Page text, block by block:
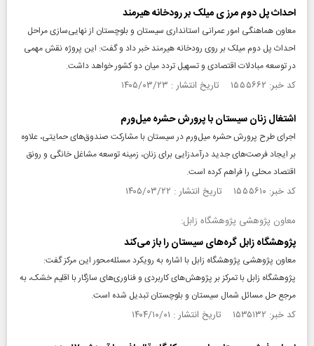
احداث پل دوم مرز ی میلک بر رودخانه هیرمند
معاون هماهنگی امور عمرانی استانداری سیستان و بلوچستان از نهایی‌سازی مراحل
احداث پل دوم میلک بر روی رودخانه هیرمند خبر داد و گفت: این پروژه نقش مهمی
در توسعه مبادلات اقتصادی و تسهیل تردد میان دو کشور خواهد داشت.
کد خبر: ۱۵۵۵۶۶۲ تاریخ انتشار : ۱۴۰۵/۰۳/۲۳
اشتغال زنان سیستان با پرورش حشره میل‌ورم
اجرای طرح پرورش حشره میل‌ورم در سیستان با مشارکت صندوق‌های حمایتی، علاوه
بر ایجاد فرصت‌های جدید درآمدزایی برای زنان، زمینه توسعه مشاغل خانگی و رونق
اقتصاد محلی را فراهم کرده است.
کد خبر: ۱۵۵۵۶۱۰ تاریخ انتشار : ۱۴۰۵/۰۳/۲۲
معاون پژوهشی پژوهشگاه زابل:
پژوهشگاه زابل گره‌های سیستان را باز می‌کند
معاون پژوهشی پژوهشگاه زابل با اشاره به رویکرد مسئله‌محور این مرکز گفت:
پژوهشگاه زابل با تمرکز بر پژوهش‌های کاربردی و فناوری‌های سازگار با اقلیم خشک، به
مرجع حل مسائل شمال سیستان و بلوچستان تبدیل شده است.
کد خبر: ۱۵۳۵۱۳۲ تاریخ انتشار : ۱۴۰۴/۱۰/۰۱